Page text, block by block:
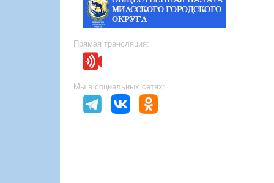
Прямая трансляция:
Мы в социальных сетях: